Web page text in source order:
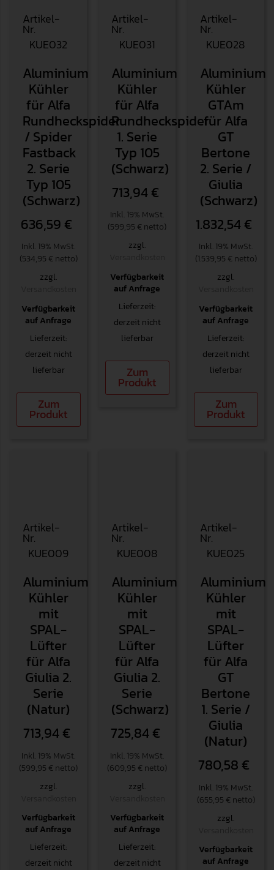
Artikel-
Nr.
KUE032
Aluminium
Kühler
für Alfa
Rundheckspider
/ Spider
Fastback
2. Serie
Typ 105
(Schwarz)
636,59 €
Inkl. 19% MwSt.
(534,95 € netto)
zzgl.
Verfügbarkeit
auf Anfrage
Lieferzeit:
derzeit nicht
lieferbar
Zum
Produkt
Artikel-
Nr.
KUE031
Aluminium
Kühler
für Alfa
Rundheckspider
1. Serie
Typ 105
(Schwarz)
713,94 €
Inkl. 19% MwSt.
(599,95 € netto)
zzgl.
Verfügbarkeit
auf Anfrage
Lieferzeit:
derzeit nicht
lieferbar
Zum
Produkt
Artikel-
Nr.
KUE028
Aluminium
Kühler
GTAm
für Alfa
GT
Bertone
2. Serie /
Giulia
(Schwarz)
1.832,54 €
Inkl. 19% MwSt.
(1.539,95 € netto)
zzgl.
Verfügbarkeit
auf Anfrage
Lieferzeit:
derzeit nicht
lieferbar
Zum
Produkt
Artikel-
Nr.
KUE009
Aluminium
Kühler
mit
SPAL-
Lüfter
für Alfa
Giulia 2.
Serie
(Natur)
713,94 €
Inkl. 19% MwSt.
(599,95 € netto)
zzgl.
Verfügbarkeit
auf Anfrage
Lieferzeit:
derzeit nicht
Artikel-
Nr.
KUE008
Aluminium
Kühler
mit
SPAL-
Lüfter
für Alfa
Giulia 2.
Serie
(Schwarz)
725,84 €
Inkl. 19% MwSt.
(609,95 € netto)
zzgl.
Verfügbarkeit
auf Anfrage
Lieferzeit:
derzeit nicht
Artikel-
Nr.
KUE025
Aluminium
Kühler
mit
SPAL-
Lüfter
für Alfa
GT
Bertone
1. Serie /
Giulia
(Natur)
780,58 €
Inkl. 19% MwSt.
(655,95 € netto)
zzgl.
Verfügbarkeit
auf Anfrage